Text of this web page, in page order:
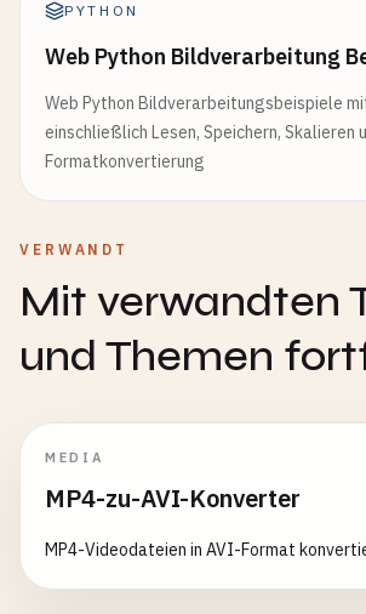
PYTHON
Web Python Bildverarbeitung
Web Python Bildverarbeitungsbeispiele
einschließlich Lesen, Speichern, Skalieren
Formatkonvertierung
VERWANDT
Mit verwandten
und Themen
MEDIA
MP4-zu-AVI-Konverter
MP4-Videodateien in AVI-Format